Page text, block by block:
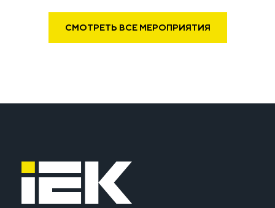
СМОТРЕТЬ ВСЕ МЕРОПРИЯТИЯ